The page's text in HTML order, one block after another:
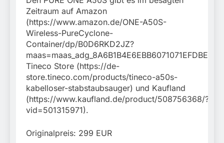
Zeitraum auf Amazon
(https://www.amazon.de/ONE-A50S-
Wireless-PureCyclone-
Container/dp/B0D6RKD2JZ?
Tineco Store (https://de-
store.tineco.com/products/tineco-a50s-
kabelloser-stabstaubsauger) und Kaufland
(https://www.kaufland.de/product/508756368/?
vid=501315971).
Originalpreis: 299 EUR